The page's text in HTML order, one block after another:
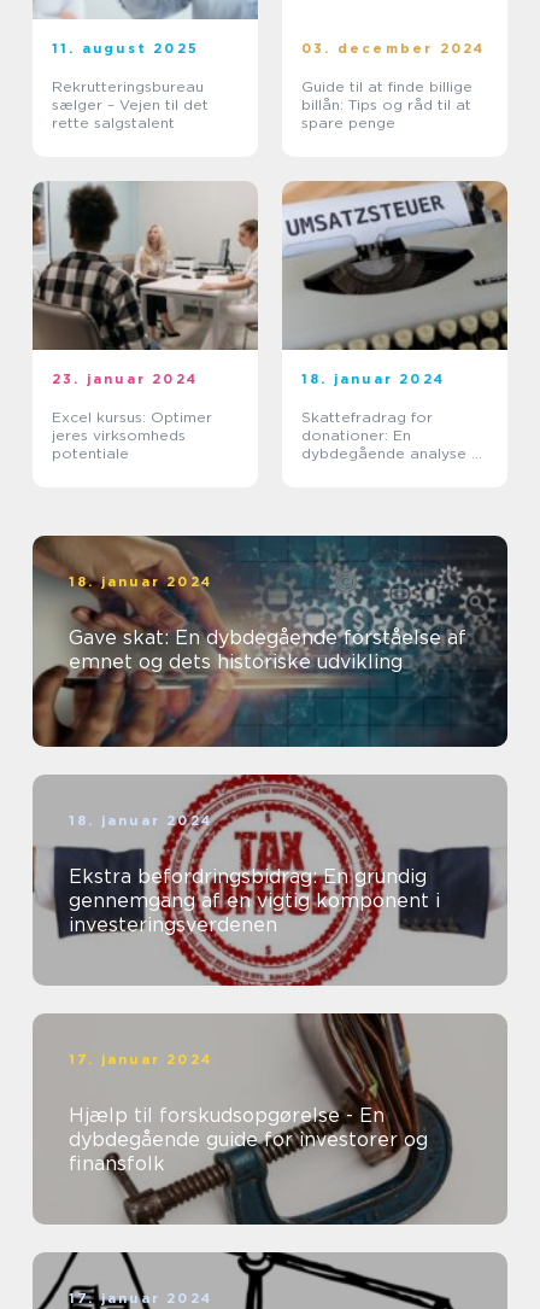
11. august 2025
Rekrutteringsbureau
sælger – Vejen til det
rette salgstalent
03. december 2024
Guide til at finde billige
billån: Tips og råd til at
spare penge
23. januar 2024
Excel kursus: Optimer
jeres virksomheds
potentiale
18. januar 2024
Skattefradrag for
donationer: En
dybdegående analyse af
18. januar 2024
Gave skat: En dybdegående forståelse af
emnet og dets historiske udvikling
18. januar 2024
Ekstra befordringsbidrag: En grundig
gennemgang af en vigtig komponent i
investeringsverdenen
17. januar 2024
Hjælp til forskudsopgørelse - En
dybdegående guide for investorer og
finansfolk
17. januar 2024